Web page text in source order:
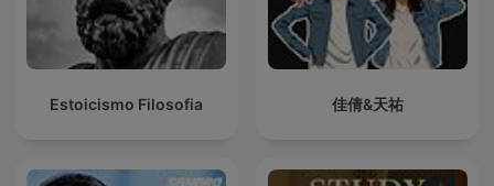
Estoicismo Filosofia 佳倩&天祐